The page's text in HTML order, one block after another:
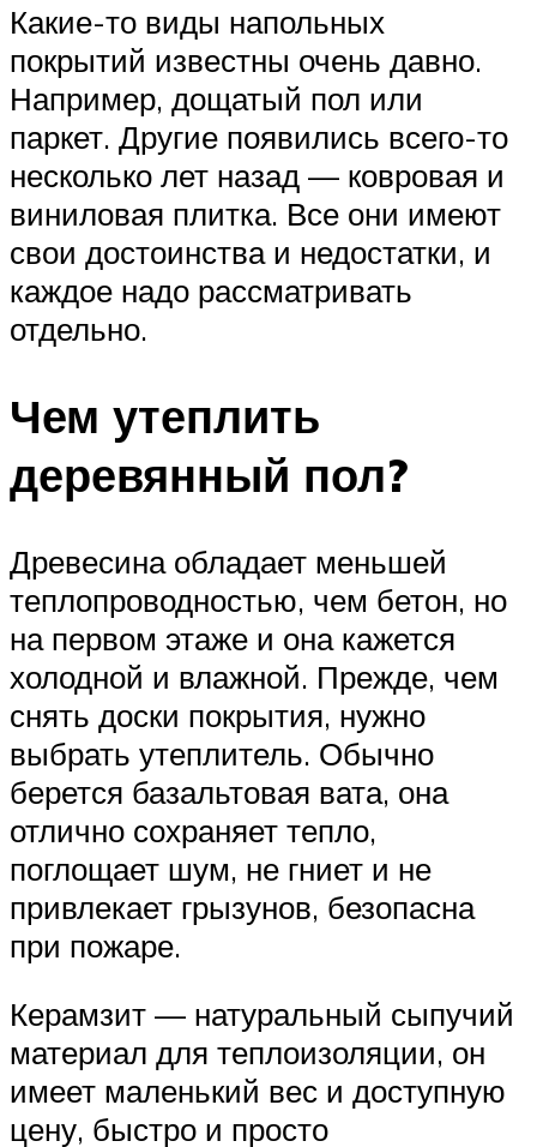
Какие-то виды напольных
покрытий известны очень давно.
Например, дощатый пол или
паркет. Другие появились всего-то
несколько лет назад — ковровая и
виниловая плитка. Все они имеют
свои достоинства и недостатки, и
каждое надо рассматривать
отдельно.
Чем утеплить
деревянный пол?
Древесина обладает меньшей
теплопроводностью, чем бетон, но
на первом этаже и она кажется
холодной и влажной. Прежде, чем
снять доски покрытия, нужно
выбрать утеплитель. Обычно
берется базальтовая вата, она
отлично сохраняет тепло,
поглощает шум, не гниет и не
привлекает грызунов, безопасна
при пожаре.
Керамзит — натуральный сыпучий
материал для теплоизоляции, он
имеет маленький вес и доступную
цену, быстро и просто